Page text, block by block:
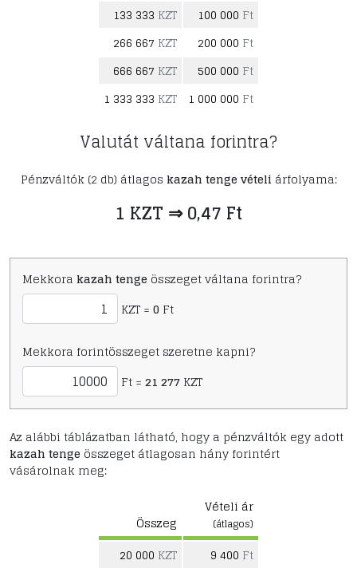
133 333 KZT 100 000 Ft
266 667 KZT 200 000 Ft
666 667 KZT 500 000 Ft
1 333 333 KZT 1 000 000 Ft
Valutát váltana forintra?
Pénzváltók (2 db) átlagos kazah tenge vételi árfolyama:
1 KZT ⇒ 0,47 Ft
Mekkora kazah tenge összeget váltana forintra?
KZT = 0 Ft
Mekkora forintösszeget szeretne kapni?
Ft = 21 277 KZT
Az alábbi táblázatban látható, hogy a pénzváltók egy adott
kazah tenge összeget átlagosan hány forintért
vásárolnak meg:
Összeg
Vételi ár
(átlagos)
20 000 KZT 9 400 Ft